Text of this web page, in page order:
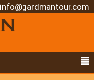
info@gardmantour.com